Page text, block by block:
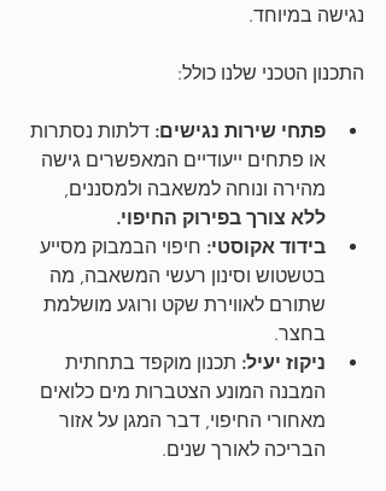
נגישה במיוחד.
התכנון הטכני שלנו כולל:
פתחי שירות נגישים: דלתות נסתרות
או פתחים ייעודיים המאפשרים גישה
מהירה ונוחה למשאבה ולמסננים,
ללא צורך בפירוק החיפוי.
בידוד אקוסטי: חיפוי הבמבוק מסייע
בטשטוש וסינון רעשי המשאבה, מה
שתורם לאווירת שקט ורוגע מושלמת
בחצר.
ניקוז יעיל: תכנון מוקפד בתחתית
המבנה המונע הצטברות מים כלואים
מאחורי החיפוי, דבר המגן על אזור
הבריכה לאורך שנים.